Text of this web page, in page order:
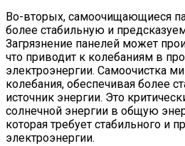
Во-вторых, самоочищающиеся
более стабильную и
Загрязнение панелей может
что приводит к колебаниям в
электроэнергии. Самоочистка
колебания, обеспечивая более
источник энергии. Это
солнечной энергии в общую
которая требует стабильного и
электроэнергии.